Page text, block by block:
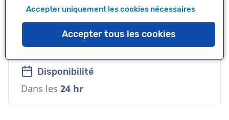
Voix
Commerciale, Naturelle, Cool, Fiable,
Chaude
Disponibilité
Dans les 24 hr
Accepter uniquement les cookies nécessaires
Accepter tous les cookies